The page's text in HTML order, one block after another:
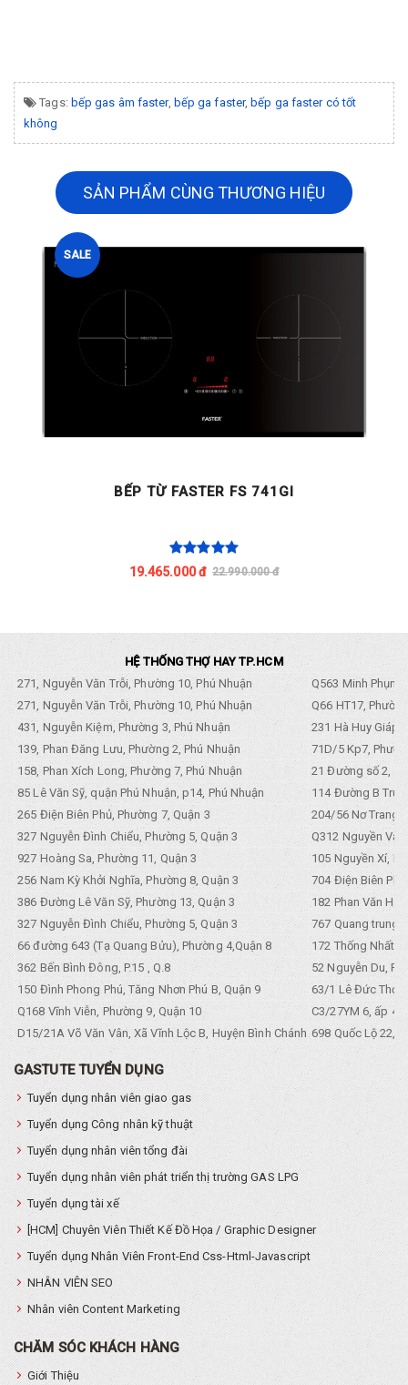
Tags: bếp gas âm faster, bếp ga faster,bếp ga faster có tốt
không
SẢN PHẨM CÙNG THƯƠNG HIỆU
SALE
BẾP TỪ FASTER FS 741GI
19.465.000 đ 22.990.000 đ
HỆ THỐNG THỢ HAY TP.HCM
271, Nguyễn Văn Trỗi, Phường 10, Phú Nhuận
Q563 Minh
271, Nguyễn Văn Trỗi, Phường 10, Phú Nhuận
Q66 HT17,
431, Nguyễn Kiệm, Phường 3, Phú Nhuận
231 Hà Huy Giáp,
139, Phan Đăng Lưu, Phường 2, Phú Nhuận
71D/5 Kp7,
158, Phan Xích Long, Phường 7, Phú Nhuận
21 Đường số 2,
85 Lê Văn Sỹ, quận Phú Nhuận, p14, Phú Nhuận
114 Đường B
265 Điện Biên Phủ, Phường 7, Quận 3
204/56 Nơ Trang
327 Nguyễn Đình Chiểu, Phường 5, Quận 3
Q312 Nguyền
927 Hoàng Sa, Phường 11, Quận 3
105 Nguyền Xí,
256 Nam Kỳ Khởi Nghĩa, Phường 8, Quận 3
704 Điện Biên
386 Đường Lê Văn Sỹ, Phường 13, Quận 3
182 Phan Văn
327 Nguyễn Đình Chiểu, Phường 5, Quận 3
767 Quang trung,
66 đường 643 (Tạ Quang Bửu), Phường 4,Quận 8
172 Thống Nhất.
362 Bến Bình Đông, P.15 , Q.8
52 Nguyễn Du,
150 Đình Phong Phú, Tăng Nhơn Phú B, Quận 9
63/1 Lê Đức Thọ,
Q168 Vĩnh Viễn, Phường 9, Quận 10
C3/27YM 6, ấp 4,
D15/21A Võ Văn Vân, Xã Vĩnh Lộc B, Huyện Bình Chánh 698 Quốc Lộ 22,
GASTUTE TUYỂN DỤNG
Tuyển dụng nhân viên giao gas
Tuyển dụng Công nhân kỹ thuật
Tuyển dụng nhân viên tổng đài
Tuyển dụng nhân viên phát triển thị trường GAS LPG
Tuyển dụng tài xế
[HCM] Chuyên Viên Thiết Kế Đồ Họa / Graphic Designer
Tuyển dụng Nhân Viên Front-End Css-Html-Javascript
NHÂN VIÊN SEO
Nhân viên Content Marketing
CHĂM SÓC KHÁCH HÀNG
Giới Thiệu